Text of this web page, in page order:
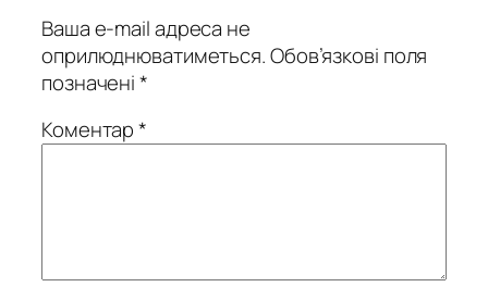
Ваша e-mail адреса не
оприлюднюватиметься.Обов’язкові поля
позначені*
Коментар*